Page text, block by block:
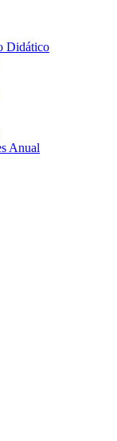
Didático
Anual